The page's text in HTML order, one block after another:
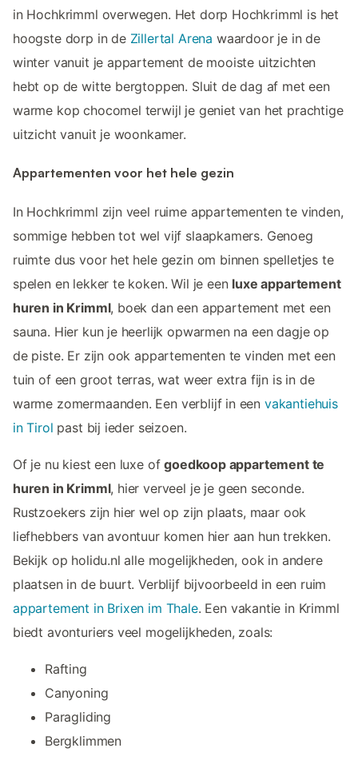
in Hochkrimml overwegen. Het dorp Hochkrimml is het
hoogste dorp in de Zillertal Arena waardoor je in de
winter vanuit je appartement de mooiste uitzichten
hebt op de witte bergtoppen. Sluit de dag af met een
warme kop chocomel terwijl je geniet van het prachtige
uitzicht vanuit je woonkamer.
Appartementen voor het hele gezin
In Hochkrimml zijn veel ruime appartementen te vinden,
sommige hebben tot wel vijf slaapkamers. Genoeg
ruimte dus voor het hele gezin om binnen spelletjes te
spelen en lekker te koken. Wil je een luxe appartement
huren in Krimml, boek dan een appartement met een
sauna. Hier kun je heerlijk opwarmen na een dagje op
de piste. Er zijn ook appartementen te vinden met een
tuin of een groot terras, wat weer extra fijn is in de
warme zomermaanden. Een verblijf in een vakantiehuis
in Tirol past bij ieder seizoen.
Of je nu kiest een luxe ofgoedkoop appartement te
huren in Krimml, hier verveel je je geen seconde.
Rustzoekers zijn hier wel op zijn plaats, maar ook
liefhebbers van avontuur komen hier aan hun trekken.
Bekijk op holidu.nl alle mogelijkheden, ook in andere
plaatsen in de buurt. Verblijf bijvoorbeeld in een ruim
appartement in Brixen im Thale. Een vakantie in Krimml
biedt avonturiers veel mogelijkheden, zoals:
Rafting
Canyoning
Paragliding
Bergklimmen